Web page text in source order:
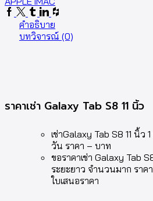
คำอธิบาย
บทวิจารณ์ (0)
ราคาเช่า Galaxy Tab S8 11 นิ้ว
เช่าGalaxy Tab S8 11 นิ้ว 1
วัน ราคา – บาท
ขอราคาเช่า Galaxy Tab
ระยะยาว จำนวนมาก ราค
ใบเสนอราคา